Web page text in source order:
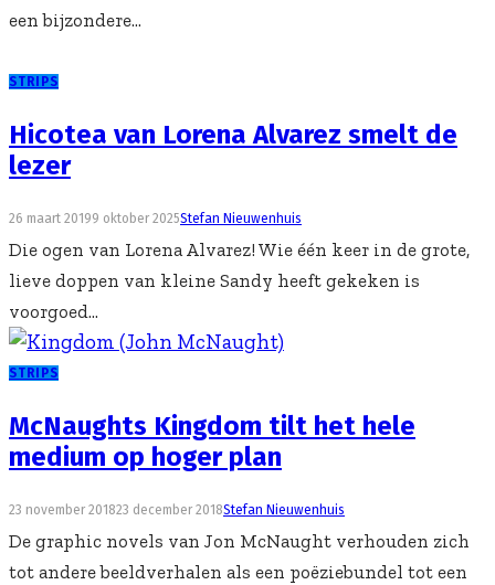
een bijzondere...
STRIPS
Hicotea van Lorena Alvarez smelt de
lezer
26 maart 20199 oktober 2025Stefan Nieuwenhuis
Die ogen van Lorena Alvarez! Wie één keer in de grote,
lieve doppen van kleine Sandy heeft gekeken is
voorgoed...
STRIPS
McNaughts Kingdom tilt het hele
medium op hoger plan
23 november 201823 december 2018Stefan Nieuwenhuis
De graphic novels van Jon McNaught verhouden zich
tot andere beeldverhalen als een poëziebundel tot een